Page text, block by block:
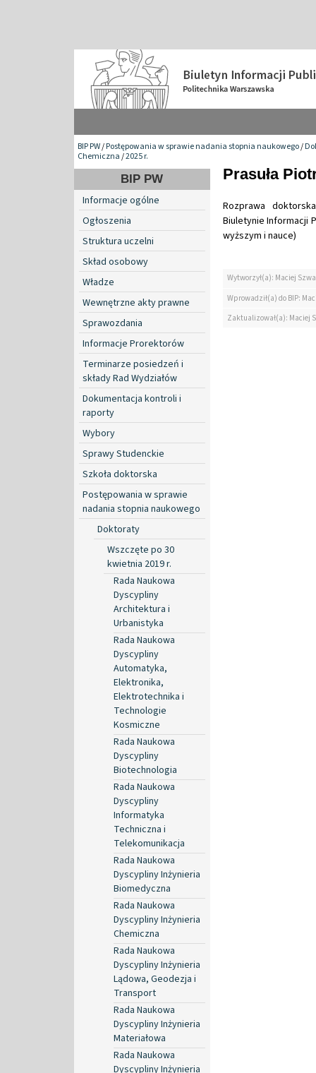
BIP PW/Postępowania w sprawie nadania stopnia naukowego/
Chemiczna/2025 r.
BIP PW
Informacje ogólne
Ogłoszenia
Struktura uczelni
Skład osobowy
Władze
Wewnętrzne akty prawne
Sprawozdania
Informacje Prorektorów
Terminarze posiedzeń i
składy Rad Wydziałów
Dokumentacja kontroli i
raporty
Wybory
Sprawy Studenckie
Szkoła doktorska
Postępowania w sprawie
nadania stopnia naukowego
Doktoraty
Wszczęte po 30
kwietnia 2019 r.
Rada Naukowa
Dyscypliny
Architektura i
Urbanistyka
Rada Naukowa
Dyscypliny
Automatyka,
Elektronika,
Elektrotechnika i
Technologie
Kosmiczne
Rada Naukowa
Dyscypliny
Biotechnologia
Rada Naukowa
Dyscypliny
Informatyka
Techniczna i
Telekomunikacja
Rada Naukowa
Dyscypliny Inżynieria
Biomedyczna
Rada Naukowa
Dyscypliny Inżynieria
Chemiczna
Rada Naukowa
Dyscypliny Inżynieria
Lądowa, Geodezja i
Transport
Rada Naukowa
Dyscypliny Inżynieria
Materiałowa
Rada Naukowa
Dyscypliny Inżynieria
Prasuła
Rozprawa
Biuletynie Informacji
wyższym i nauce)
Wytworzył(a): Maciej
Wprowadził(a) do BIP:
Zaktualizował(a): Maciej